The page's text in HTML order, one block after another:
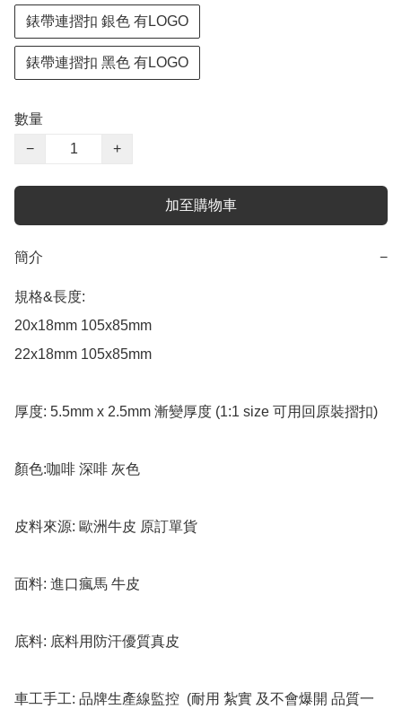
錶帶連摺扣 銀色 有LOGO
錶帶連摺扣 黑色 有LOGO
數量
−
+
加至購物車
簡介 −
規格&長度:
20x18mm 105x85mm
22x18mm 105x85mm
厚度: 5.5mm x 2.5mm 漸變厚度 (1:1 size 可用回原裝摺扣)
顏色:咖啡 深啡 灰色
皮料來源: 歐洲牛皮 原訂單貨
面料: 進口瘋馬 牛皮
底料: 底料用防汗優質真皮
車工手工: 品牌生產線監控  (耐用 紮實 及不會爆開 品質一